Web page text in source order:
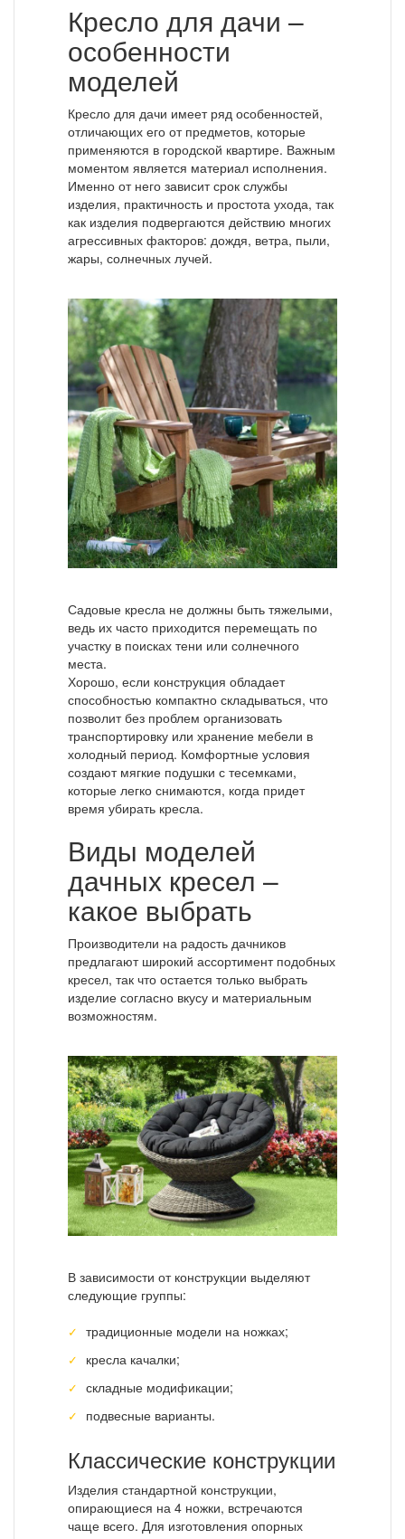
Кресло для дачи –
особенности
моделей
Кресло для дачи имеет ряд особенностей,
отличающих его от предметов, которые
применяются в городской квартире. Важным
моментом является материал исполнения.
Именно от него зависит срок службы
изделия, практичность и простота ухода, так
как изделия подвергаются действию многих
агрессивных факторов: дождя, ветра, пыли,
жары, солнечных лучей.
Садовые кресла не должны быть тяжелыми,
ведь их часто приходится перемещать по
участку в поисках тени или солнечного
места.
Хорошо, если конструкция обладает
способностью компактно складываться, что
позволит без проблем организовать
транспортировку или хранение мебели в
холодный период. Комфортные условия
создают мягкие подушки с тесемками,
которые легко снимаются, когда придет
время убирать кресла.
Виды моделей
дачных кресел –
какое выбрать
Производители на радость дачников
предлагают широкий ассортимент подобных
кресел, так что остается только выбрать
изделие согласно вкусу и материальным
возможностям.
В зависимости от конструкции выделяют
следующие группы:
традиционные модели на ножках;
кресла качалки;
складные модификации;
подвесные варианты.
Классические конструкции
Изделия стандартной конструкции,
опирающиеся на 4 ножки, встречаются
чаще всего. Для изготовления опорных